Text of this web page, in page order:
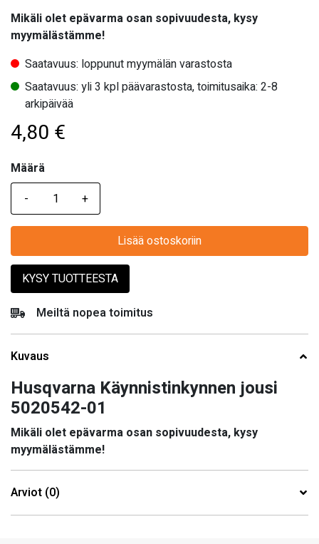
Mikäli olet epävarma osan sopivuudesta, kysy
myymälästämme!
Saatavuus: loppunut myymälän varastosta
Saatavuus: yli 3 kpl päävarastosta, toimitusaika: 2-8
arkipäivää
4,80 €
Määrä
Määrä
Lisää ostoskoriin
KYSY TUOTTEESTA
Meiltä nopea toimitus
Kuvaus
Husqvarna Käynnistinkynnen jousi
5020542-01
Mikäli olet epävarma osan sopivuudesta, kysy
myymälästämme!
Arviot (0)